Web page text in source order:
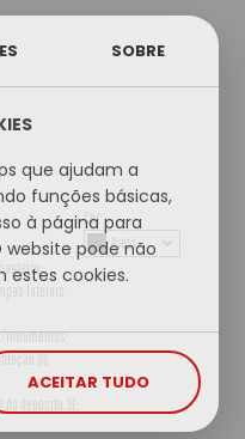
SOBRE
que ajudam a
funções básicas,
à página para
website pode não
cookies.
ACEITAR TUDO
intrumentos;
do
depósito 3L;
Cor: